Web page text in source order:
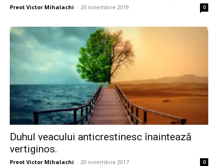
Preot Victor Mihalachi - 20 noiembrie 2019 0
Duhul veacului anticrestinesc înaintează
vertiginos.
Preot Victor Mihalachi - 20 noiembrie 2017 0